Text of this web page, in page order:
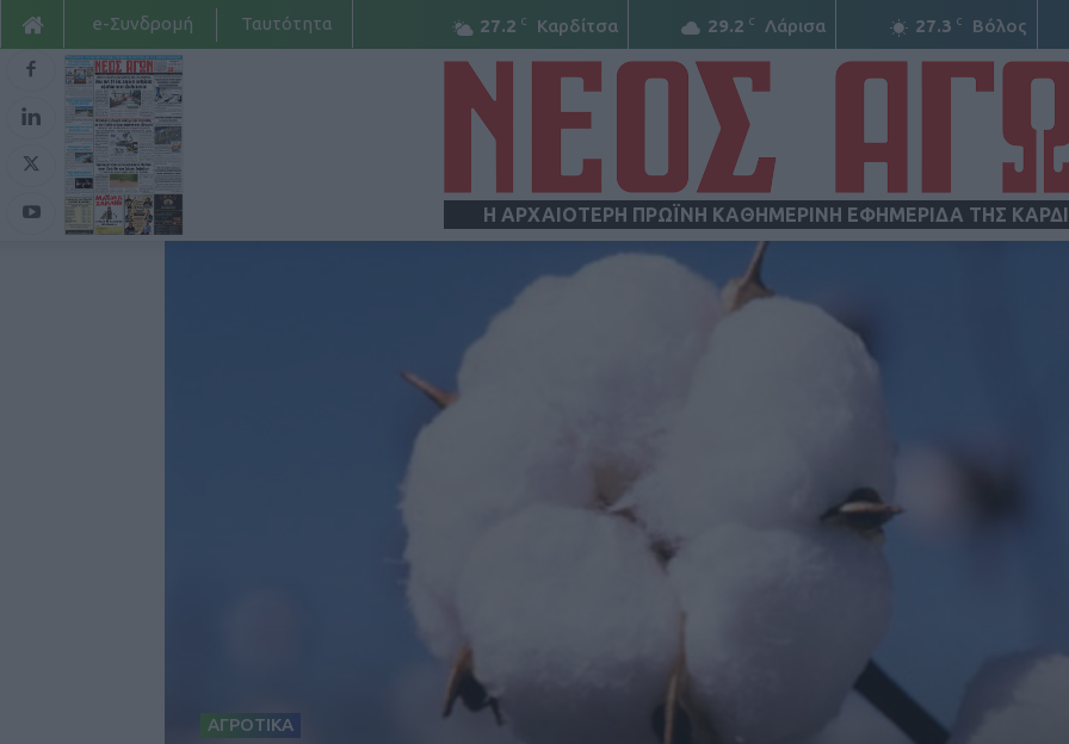
27.2 C Καρδίτσα 29.2 C Λάρισα 27.3 C Βόλος
e-Συνδρομή Ταυτότητα
Η ΑΡΧΑΙΟΤΕΡΗ ΠΡΩΪΝΗ ΚΑΘΗΜΕΡΙΝΗ ΕΦΗΜΕΡΙΔΑ ΤΗΣ
ΝΕΟΣ
ΑΓΡΟΤΙΚΑ